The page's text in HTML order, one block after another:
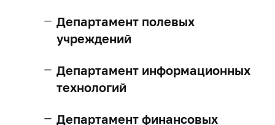
Департамент полевых
учреждений
Департамент информационных
технологий
Департамент финансовых